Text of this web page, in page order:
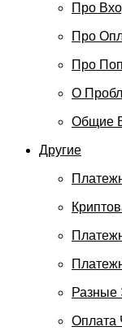
Про
Про
Про
О
Общие
Другие
Оплата